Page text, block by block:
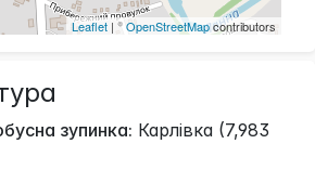
Leaflet | ©OpenStreetMapcontributors
зупинка: Карлівка (7,983